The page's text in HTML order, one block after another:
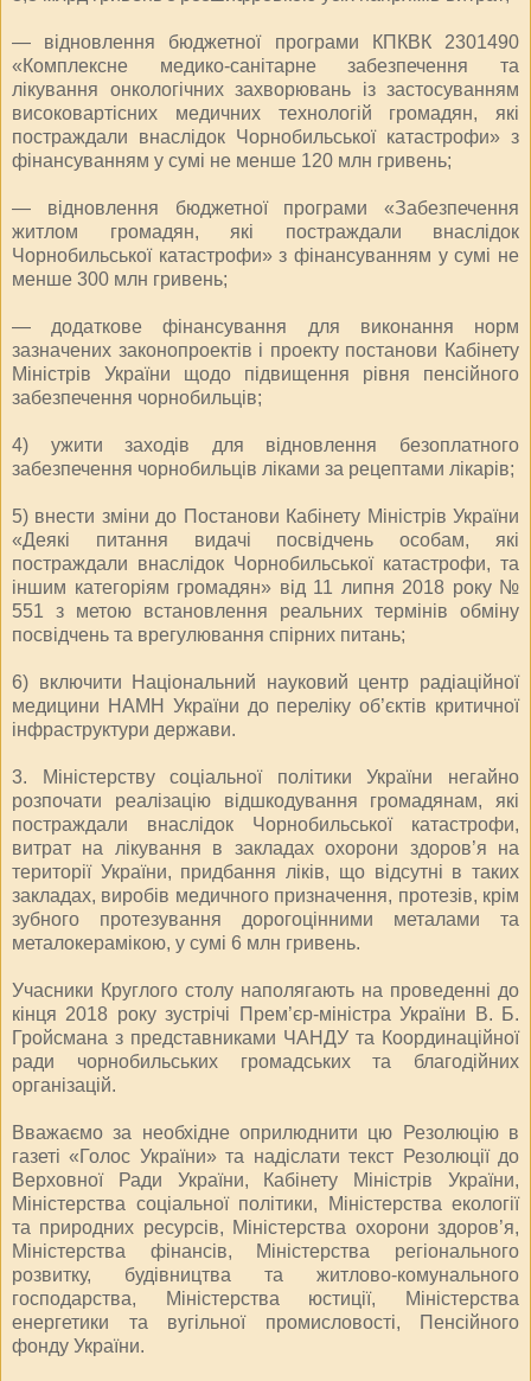
— відновлення бюджетної програми КПКВК 2301490
«Комплексне медико-санітарне забезпечення та
лікування онкологічних захворювань із застосуванням
високовартісних медичних технологій громадян, які
постраждали внаслідок Чорнобильської катастрофи» з
фінансуванням у сумі не менше 120 млн гривень;
— відновлення бюджетної програми «Забезпечення
житлом громадян, які постраждали внаслідок
Чорнобильської катастрофи» з фінансуванням у сумі не
менше 300 млн гривень;
— додаткове фінансування для виконання норм
зазначених законопроектів і проекту постанови Кабінету
Міністрів України щодо підвищення рівня пенсійного
забезпечення чорнобильців;
4) ужити заходів для відновлення безоплатного
забезпечення чорнобильців ліками за рецептами лікарів;
5) внести зміни до Постанови Кабінету Міністрів України
«Деякі питання видачі посвідчень особам, які
постраждали внаслідок Чорнобильської катастрофи, та
іншим категоріям громадян» від 11 липня 2018 року №
551 з метою встановлення реальних термінів обміну
посвідчень та врегулювання спірних питань;
6) включити Національний науковий центр радіаційної
медицини НАМН України до переліку об’єктів критичної
інфраструктури держави.
3. Міністерству соціальної політики України негайно
розпочати реалізацію відшкодування громадянам, які
постраждали внаслідок Чорнобильської катастрофи,
витрат на лікування в закладах охорони здоров’я на
території України, придбання ліків, що відсутні в таких
закладах, виробів медичного призначення, протезів, крім
зубного протезування дорогоцінними металами та
металокерамікою, у сумі 6 млн гривень.
Учасники Круглого столу наполягають на проведенні до
кінця 2018 року зустрічі Прем’єр-міністра України В. Б.
Гройсмана з представниками ЧАНДУ та Координаційної
ради чорнобильських громадських та благодійних
організацій.
Вважаємо за необхідне оприлюднити цю Резолюцію в
газеті «Голос України» та надіслати текст Резолюції до
Верховної Ради України, Кабінету Міністрів України,
Міністерства соціальної політики, Міністерства екології
та природних ресурсів, Міністерства охорони здоров’я,
Міністерства фінансів, Міністерства регіонального
розвитку, будівництва та житлово-комунального
господарства, Міністерства юстиції, Міністерства
енергетики та вугільної промисловості, Пенсійного
фонду України.